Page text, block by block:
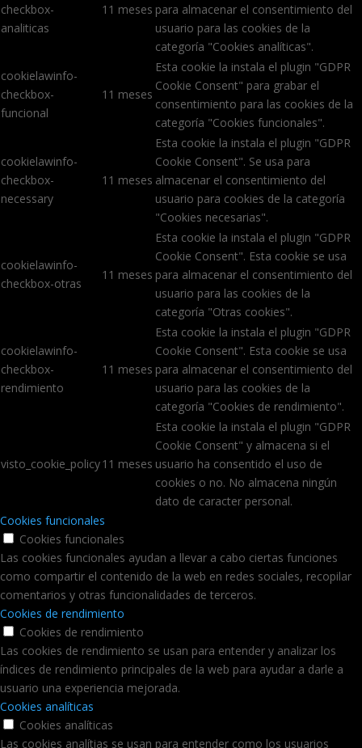
checkbox-
analiticas
11 meses para almacenar el consentimiento del
usuario para las cookies de la
categoría "Cookies analíticas".
cookielawinfo-
checkbox-
funcional
11 meses
Esta cookie la instala el plugin "GDPR
Cookie Consent" para grabar el
consentimiento para las cookies de la
categoría "Cookies funcionales".
cookielawinfo-
checkbox-
necessary
11 meses
Esta cookie la instala el plugin "GDPR
Cookie Consent". Se usa para
almacenar el consentimiento del
usuario para cookies de la categoría
"Cookies necesarias".
cookielawinfo-
checkbox-otras
11 meses
Esta cookie la instala el plugin "GDPR
Cookie Consent". Esta cookie se usa
para almacenar el consentimiento del
usuario para las cookies de la
categoría "Otras cookies".
cookielawinfo-
checkbox-
rendimiento
11 meses
Esta cookie la instala el plugin "GDPR
Cookie Consent". Esta cookie se usa
para almacenar el consentimiento del
usuario para las cookies de la
categoría "Cookies de rendimiento".
visto_cookie_policy11 meses
Esta cookie la instala el plugin "GDPR
Cookie Consent" y almacena si el
usuario ha consentido el uso de
cookies o no. No almacena ningún
dato de caracter personal.
Cookies funcionales
Cookies funcionales
Las cookies funcionales ayudan a llevar a cabo ciertas funciones
como compartir el contenido de la web en redes sociales, recopilar
comentarios y otras funcionalidades de terceros.
Cookies de rendimiento
Cookies de rendimiento
Las cookies de rendimiento se usan para entender y analizar los
índices de rendimiento principales de la web para ayudar a darle a
usuario una experiencia mejorada.
Cookies analíticas
Cookies analíticas
Las cookies analítias se usan para entender como los usuarios